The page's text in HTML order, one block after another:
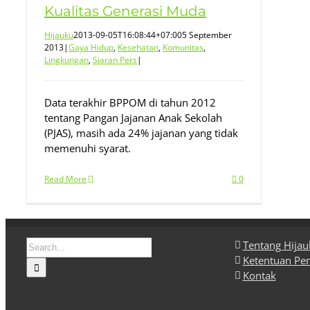
Kualitas Generasi Muda
Hijauku2013-09-05T16:08:44+07:005 September
2013|Gaya Hidup, Kesehatan, Komunitas,
Lingkungan,Siaran Pers|
Data terakhir BPPOM di tahun 2012
tentang Pangan Jajanan Anak Sekolah
(PJAS), masih ada 24% jajanan yang tidak
memenuhi syarat.
Read More 0
Search
for:
Tentang
Ketentuan
Kontak